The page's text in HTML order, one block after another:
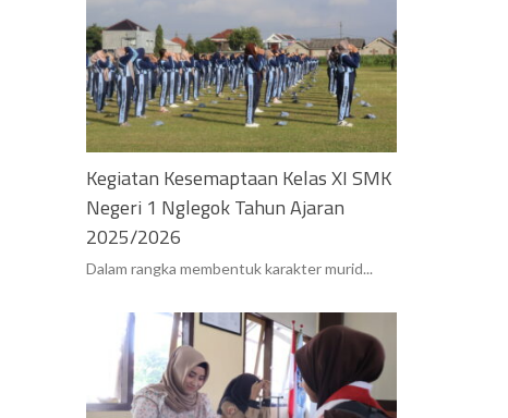
Kegiatan Kesemaptaan Kelas XI SMK
Negeri 1 Nglegok Tahun Ajaran
2025/2026
Dalam rangka membentuk karakter murid...